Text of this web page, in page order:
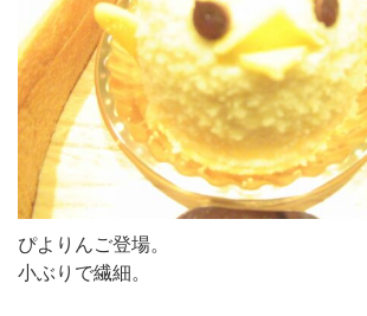
ぴよりんご登場。
小ぶりで繊細。